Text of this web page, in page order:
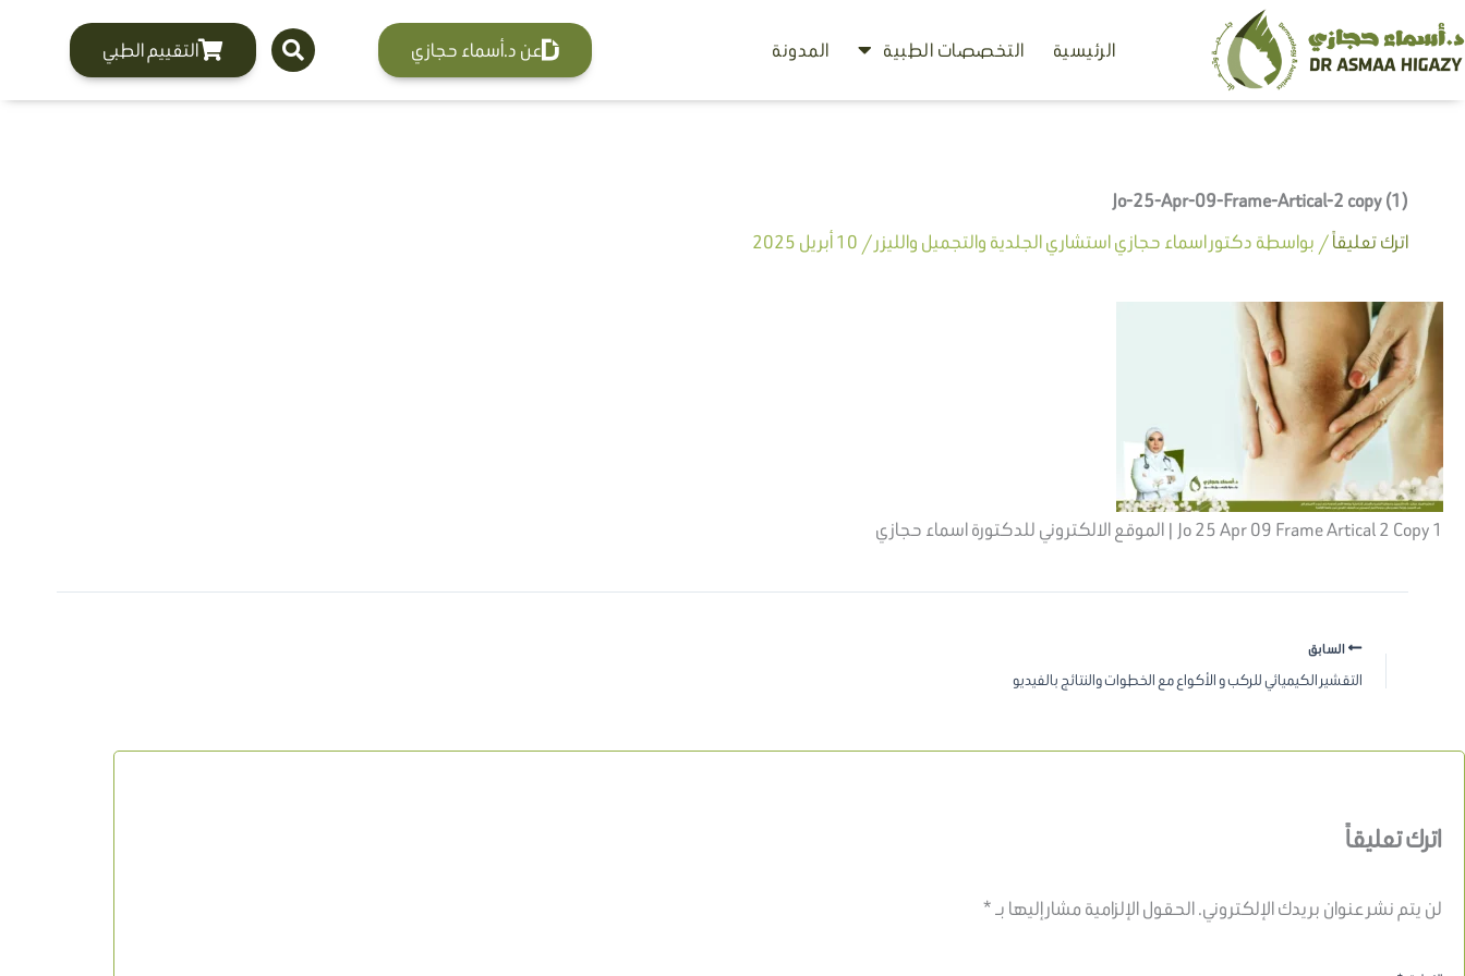
تخطي
إلى
الرئيسية التخصصات الطبية المدونة عن د.أسماء حجازي التقييم الطبي
Jo-25-Apr-09-Frame-Artical-2 copy (1)
اترك تعليقاً/ بواسطة دكتور اسماء حجازي استشاري الجلدية والتجميل والليزر/ 10 أبريل 2025
Jo 25 Apr 09 Frame Artical 2 Copy 1 | الموقع الالكتروني للدكتورة اسماء حجازي
السابق
التقشير الكيميائي للركب و الأكواع مع الخطوات والنتائج بالفيديو
اترك تعليقاً
لن يتم نشر عنوان بريدك الإلكتروني.الحقول الإلزامية مشار إليها بـ*